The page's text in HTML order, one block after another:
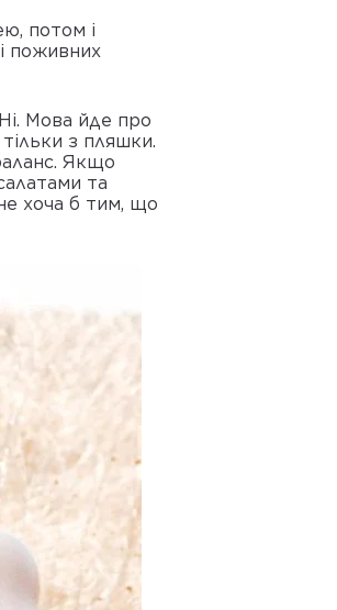
потом і
поживних
Мова йде про
з пляшки.
Якщо
та
хоча б тим, що